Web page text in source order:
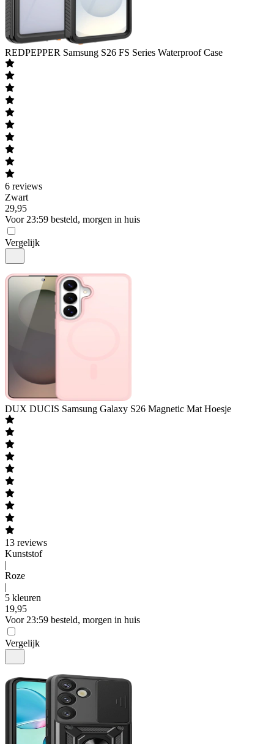
REDPEPPER Samsung S26 FS Series Waterproof Case
6 reviews
Zwart
29,95
Voor 23:59 besteld, morgen in huis
Vergelijk
DUX DUCIS Samsung Galaxy S26 Magnetic Mat Hoesje
13 reviews
Kunststof
|
Roze
|
5 kleuren
19,95
Voor 23:59 besteld, morgen in huis
Vergelijk